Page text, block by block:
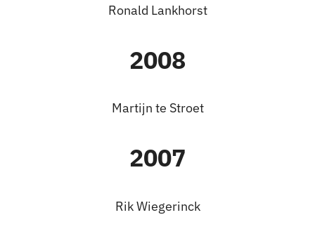
Ronald Lankhorst
2008
Martijn te Stroet
2007
Rik Wiegerinck